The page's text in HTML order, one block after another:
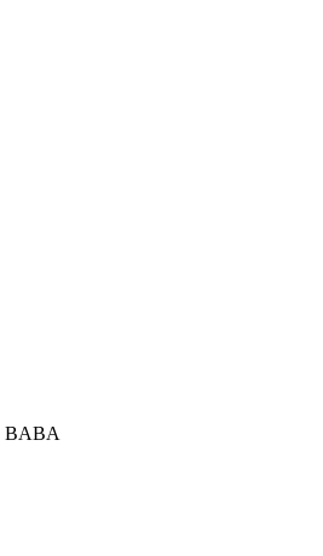
BABA